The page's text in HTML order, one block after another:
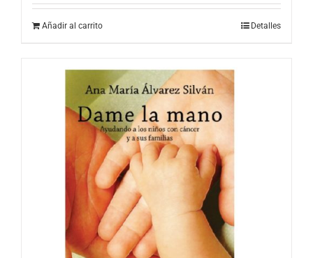
Añadir al carrito Detalles